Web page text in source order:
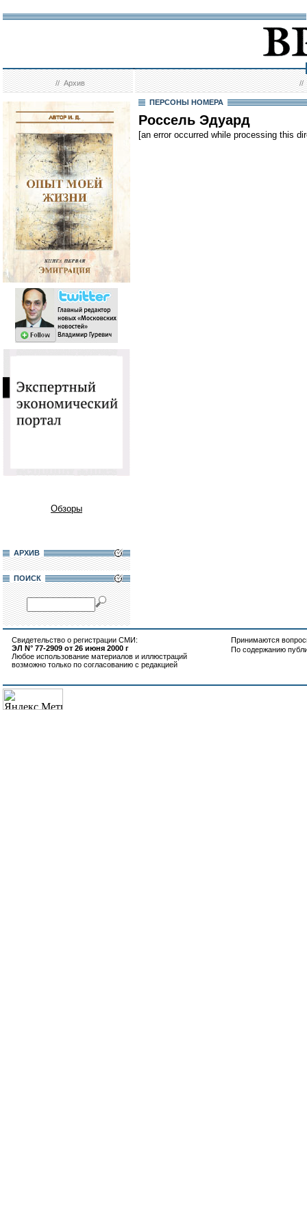
//Архив //
Обзоры
АРХИВ
ПОИСК
ПЕРСОНЫ НОМЕРА
Россель Эдуард
[an error occurred while processing this
Свидетельство о регистрации СМИ:
ЭЛ N° 77-2909 от 26 июня 2000 г
Любое использование материалов и иллюстраций
возможно только по согласованию с редакцией
Принимаются
По содержанию